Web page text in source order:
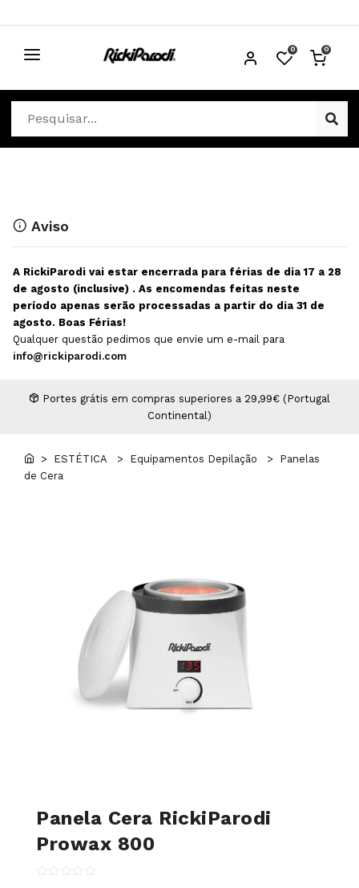
0 0
CABELO
Cosmética Capilar
Equipamentos Elétricos
Escovas e Pente
Extensões
MAN WORLD - Espaço Homem
Professional Wear
Depilação
Descartáveis Estética
Diversos Estética
Equipamentos Depilação
Maquilhagem Profissional
Aviso
A RickiParodi vai estar encerrada para férias de dia 17 a 28
de agosto (inclusive) . As encomendas feitas neste
período apenas serão processadas a partir do dia 31 de
agosto. Boas Férias!
Qualquer questão pedimos que envie um e-mail para
info@rickiparodi.com
Portes grátis em compras superiores a 29,99€ (Portugal
Continental)
> ESTÉTICA > Equipamentos Depilação
> Panelas
de Cera
Panela Cera RickiParodi
Prowax 800